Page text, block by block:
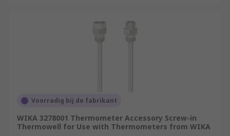
Voorradig bij de fabrikant
WIKA 3278001 Thermometer Accessory Screw-in
Thermowell for Use with Thermometers from WIKA